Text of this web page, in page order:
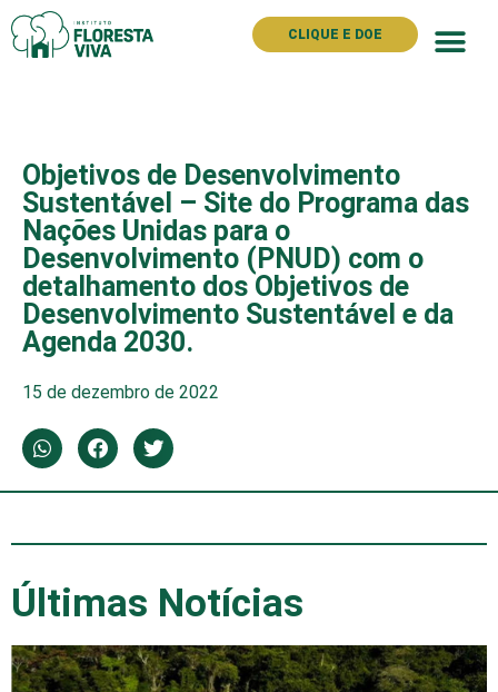
CLIQUE E DOE
Objetivos de Desenvolvimento
Sustentável – Site do Programa das
Nações Unidas para o
Desenvolvimento (PNUD) com o
detalhamento dos Objetivos de
Desenvolvimento Sustentável e da
Agenda 2030.
15 de dezembro de 2022
Últimas Notícias